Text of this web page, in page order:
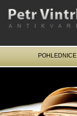
POHLEDNICE